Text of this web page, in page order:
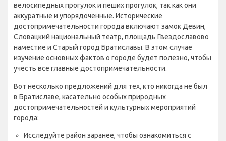
велосипедных прогулок и пеших прогулок, так как они
аккуратные и упорядоченные. Исторические
достопримечательности города включают замок Девин,
Словацкий национальный театр, площадь Гвездославово
наместие и Старый город Братиславы. В этом случае
изучение основных фактов о городе будет полезно, чтобы
учесть все главные достопримечательности.
Вот несколько предложений для тех, кто никогда не был
в Братиславе, касательно особых природных
достопримечательностей и культурных мероприятий
города:
Исследуйте район заранее, чтобы ознакомиться с